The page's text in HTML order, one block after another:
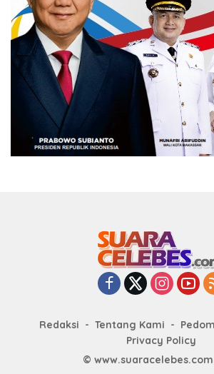
Redaksi Tentang Kami
Privacy Policy
© www.suaracelebes.com